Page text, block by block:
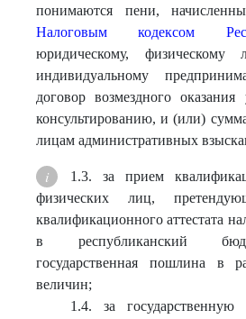
понимаются пени,
Налоговым кодексом
юридическому,
индивидуальному
договор возмездного
консультированию, и (или)
лицам административных
1.3. за прием
физических лиц,
квалификационного аттестата
в республиканский
государственная пошлина в
величин;
1.4. за